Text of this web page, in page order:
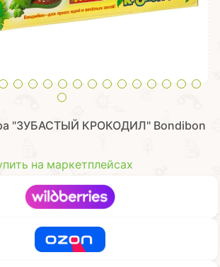
"ЗУБАСТЫЙ КРОКОДИЛ" Bondibon
на маркетплейсах